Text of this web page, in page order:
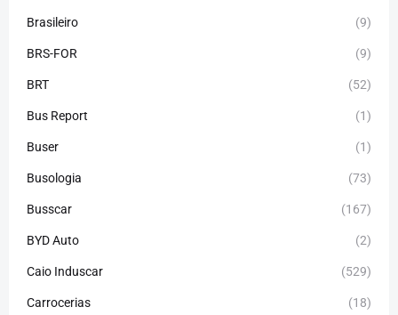
Brasileiro (9)
BRS-FOR (9)
BRT (52)
Bus Report (1)
Buser (1)
Busologia (73)
Busscar (167)
BYD Auto (2)
Caio Induscar (529)
Carrocerias (18)